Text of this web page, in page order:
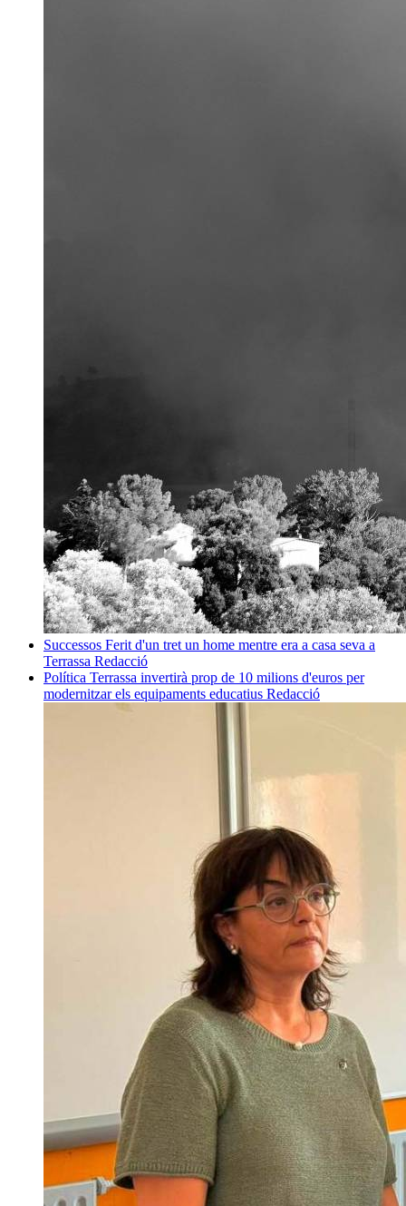
Successos Ferit d'un tret un home mentre era a casa seva a
Terrassa Redacció
Política Terrassa invertirà prop de 10 milions d'euros per
modernitzar els equipaments educatius Redacció